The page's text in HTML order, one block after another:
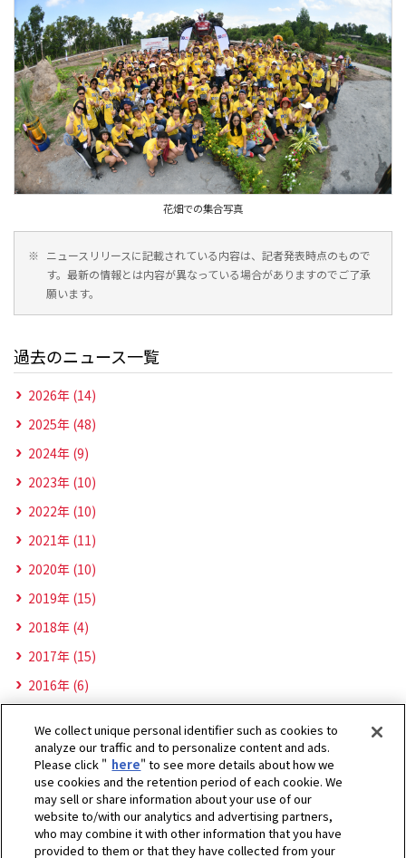
花畑での集合写真
※ ニュースリリースに記載されている内容は、記者発表時点のもので
す。最新の情報とは内容が異なっている場合がありますのでご了承
願います。
過去のニュース一覧
2026年 (14)
2025年 (48)
2024年 (9)
2023年 (10)
2022年 (10)
2021年 (11)
2020年 (10)
2019年 (15)
2018年 (4)
2017年 (15)
2016年 (6)
We collect unique personal identifier such as cookies to
analyze our traffic and to personalize content and ads.
Please click " here" to see more details about how we
use cookies and the retention period of each cookie. We
may sell or share information about your use of our
website to/with our analytics and advertising partners,
who may combine it with other information that you have
provided to them or that they have collected from your